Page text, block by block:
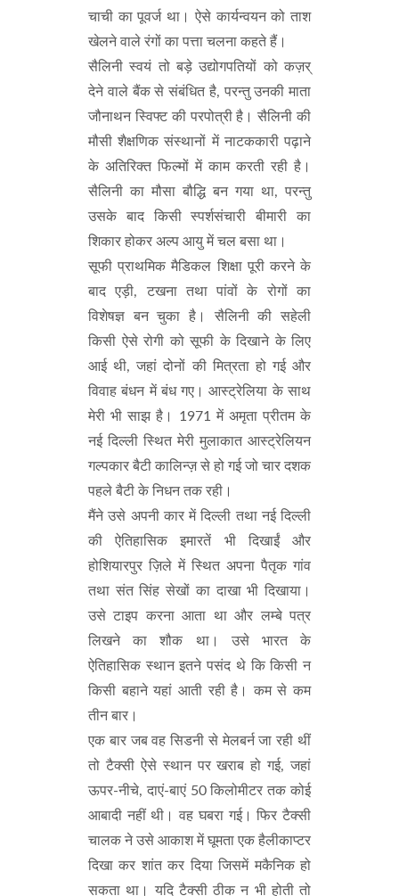
चाची का पूवर्ज था। ऐसे कार्यन्वयन को ताश
खेलने वाले रंगों का पत्ता चलना कहते हैं।
सैलिनी स्वयं तो बड़े उद्योगपतियों को कज़र्
देने वाले बैंक से संबंधित है, परन्तु उनकी माता
जौनाथन स्विफ्ट की परपोत्री है। सैलिनी की
मौसी शैक्षणिक संस्थानों में नाटककारी पढ़ाने
के अतिरिक्त फिल्मों में काम करती रही है।
सैलिनी का मौसा बौद्धि बन गया था, परन्तु
उसके बाद किसी स्पर्शसंचारी बीमारी का
शिकार होकर अल्प आयु में चल बसा था।
सूफी प्राथमिक मैडिकल शिक्षा पूरी करने के
बाद एड़ी, टखना तथा पांवों के रोगों का
विशेषज्ञ बन चुका है। सैलिनी की सहेली
किसी ऐसे रोगी को सूफी के दिखाने के लिए
आई थी, जहां दोनों की मित्रता हो गई और
विवाह बंधन में बंध गए। आस्ट्रेलिया के साथ
मेरी भी साझ है। 1971 में अमृता प्रीतम के
नई दिल्ली स्थित मेरी मुलाकात आस्ट्रेलियन
गल्पकार बैटी कालिन्ज़ से हो गई जो चार दशक
पहले बैटी के निधन तक रही।
मैंने उसे अपनी कार में दिल्ली तथा नई दिल्ली
की ऐतिहासिक इमारतें भी दिखाईं और
होशियारपुर ज़िले में स्थित अपना पैतृक गांव
तथा संत सिंह सेखों का दाखा भी दिखाया।
उसे टाइप करना आता था और लम्बे पत्र
लिखने का शौक था। उसे भारत के
ऐतिहासिक स्थान इतने पसंद थे कि किसी न
किसी बहाने यहां आती रही है। कम से कम
तीन बार।
एक बार जब वह सिडनी से मेलबर्न जा रही थीं
तो टैक्सी ऐसे स्थान पर खराब हो गई, जहां
ऊपर-नीचे, दाएं-बाएं 50 किलोमीटर तक कोई
आबादी नहीं थी। वह घबरा गई। फिर टैक्सी
चालक ने उसे आकाश में घूमता एक हैलीकाप्टर
दिखा कर शांत कर दिया जिसमें मकैनिक हो
सकता था। यदि टैक्सी ठीक न भी होती तो